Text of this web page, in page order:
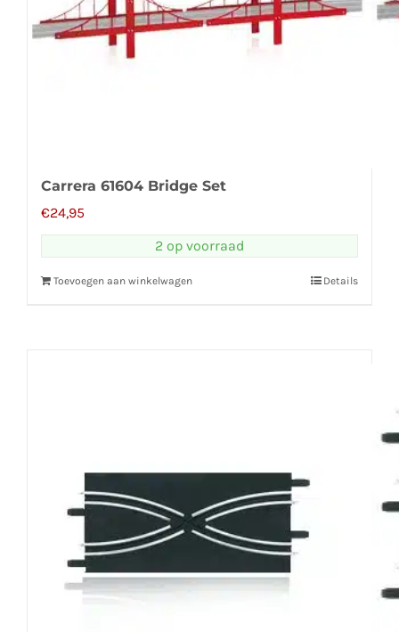
Carrera 61604 Bridge Set
€24,95
2 op voorraad
Toevoegen aan winkelwagen Details